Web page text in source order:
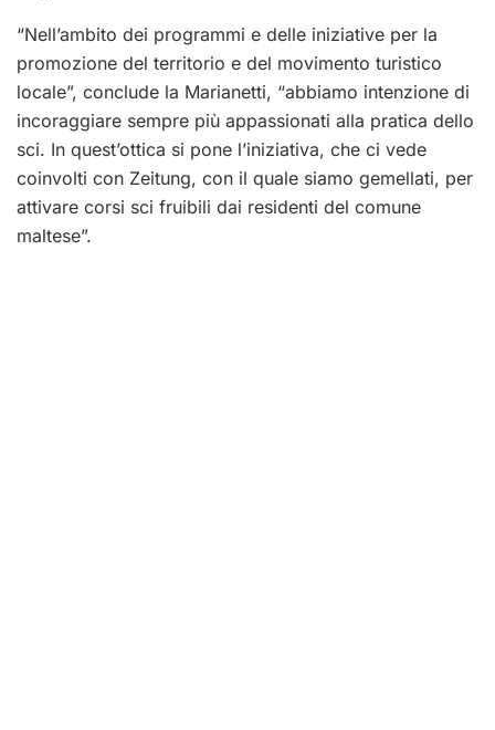
“Nell’ambito dei programmi e delle iniziative per la
promozione del territorio e del movimento turistico
locale”, conclude la Marianetti, “abbiamo intenzione di
incoraggiare sempre più appassionati alla pratica dello
sci. In quest’ottica si pone l’iniziativa, che ci vede
coinvolti con Zeitung, con il quale siamo gemellati, per
attivare corsi sci fruibili dai residenti del comune
maltese”.